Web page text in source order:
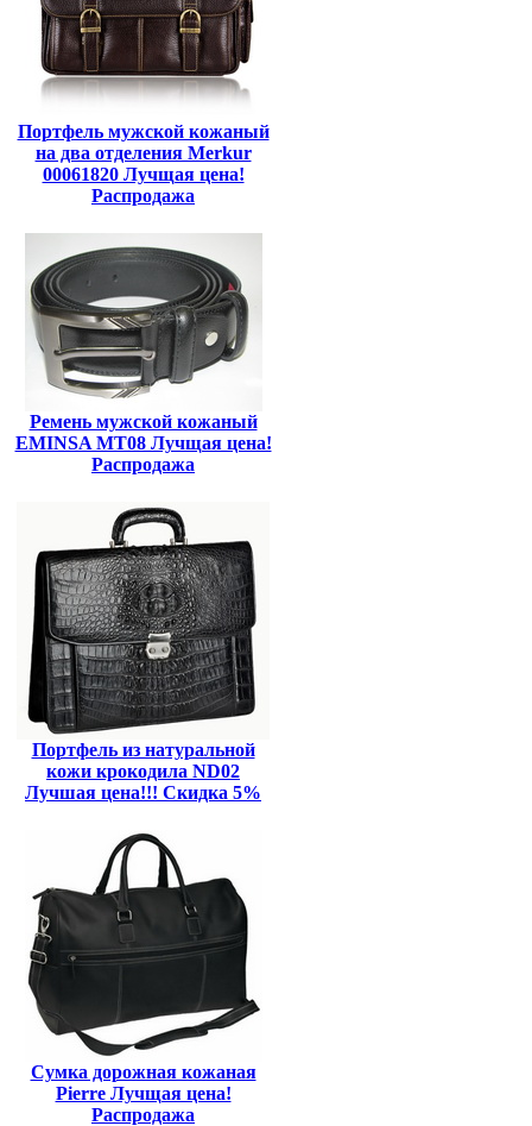
Портфель мужской кожаный
на два отделения Merkur
00061820 Лучщая цена!
Распродажа
Ремень мужской кожаный
EMINSA MT08 Лучщая цена!
Распродажа
Портфель из натуральной
кожи крокодила ND02
Лучшая цена!!! Скидка 5%
Сумка дорожная кожаная
Pierre Лучщая цена!
Распродажа